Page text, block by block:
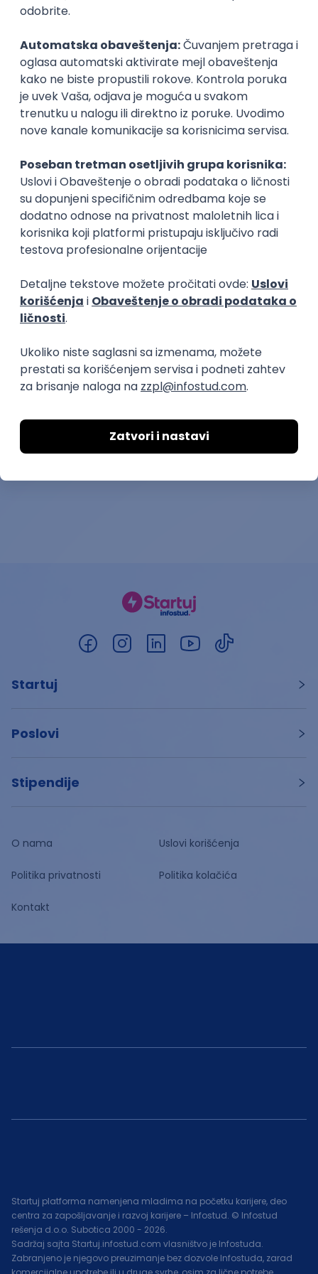
Zanimanja posle studija
Nastavnik
obrazovanje, briga o deci
Školski
obrazovanje,
Poslovi posle studija
Medicinska sestra - vaspitač
PPU Kuća veverica
27.08.2026. Beograd
Medicinska
PU Beli meda
19.08.2026.
Startuj
Poslovi
Stipendije
O nama Uslovi korišćenja
Politika privatnosti Politika kolačića
Kontakt
Startuj platforma namenjena mladima na početku karijere, deo
centra za zapošljavanje i razvoj karijere – Infostud. © Infostud
rešenja d.o.o. Subotica 2000 - 2026.
Sadržaj sajta Startuj.infostud.com vlasništvo je Infostuda.
Zabranjeno je njegovo preuzimanje bez dozvole Infostuda, zarad